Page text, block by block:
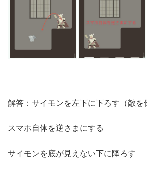
解答：サイモンを左下に下ろす（敵を
スマホ自体を逆さまにする
サイモンを底が見えない下に降ろす